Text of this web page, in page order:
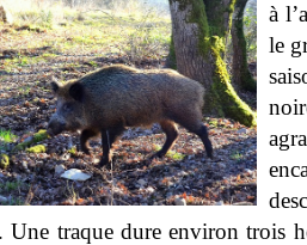
à
le
Une traque dure environ trois